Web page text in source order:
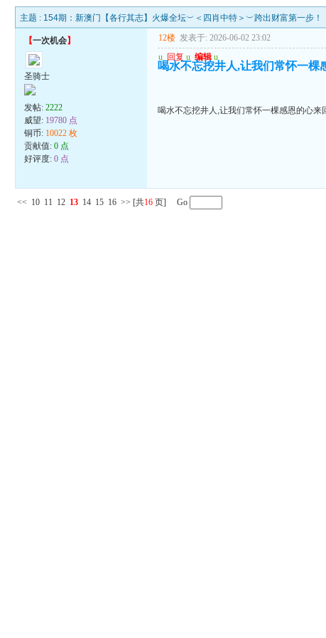
主题 : 154期：新澳门【各行其志】火爆全坛︶＜四肖中特＞︶跨出财富第一步！
【一次机会】
圣骑士
发帖:2222
威望: 19780 点
铜币: 10022 枚
贡献值:0 点
好评度:0 点
12楼 发表于: 2026-06-02 23:02
u 回复 u 编辑 u
喝水不忘挖井人,让我们常怀一棵
喝水不忘挖井人,让我们常怀一棵感恩的心来
<< 10 11 12 13 14 15 16 >> [共16 页] Go